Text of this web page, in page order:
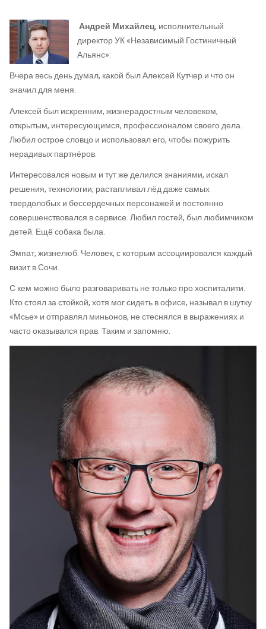
Андрей Михайлец, исполнительный
директор УК «Независимый Гостиничный
Альянс»:
Вчера весь день думал, какой был Алексей Кутчер и что он
значил для меня.
Алексей был искренним, жизнерадостным человеком,
открытым, интересующимся, профессионалом своего дела.
Любил острое словцо и использовал его, чтобы пожурить
нерадивых партнёров.
Интересовался новым и тут же делился знаниями, искал
решения, технологии, растапливал лёд даже самых
твердолобых и бессердечных персонажей и постоянно
совершенствовался в сервисе. Любил гостей, был любимчиком
детей. Ещё собака была.
Эмпат, жизнелюб. Человек, с которым ассоциировался каждый
визит в Сочи.
С кем можно было разговаривать не только про хоспиталити.
Кто стоял за стойкой, хотя мог сидеть в офисе, называл в шутку
«Мсье» и отправлял миньонов, не стеснялся в выражениях и
часто оказывался прав. Таким и запомню.